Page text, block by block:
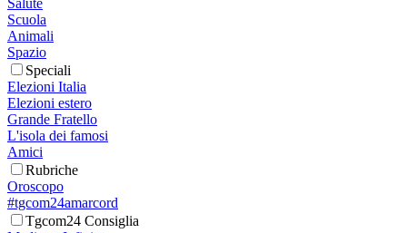
Scuola
Animali
Spazio
Speciali
Elezioni Italia
Elezioni estero
Grande Fratello
L'isola dei famosi
Amici
Rubriche
Oroscopo
#tgcom24amarcord
Tgcom24 Consiglia